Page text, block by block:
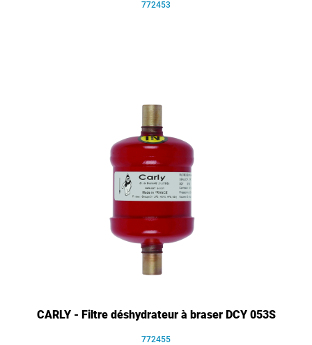
772453
CARLY - Filtre déshydrateur à braser DCY 053S
772455